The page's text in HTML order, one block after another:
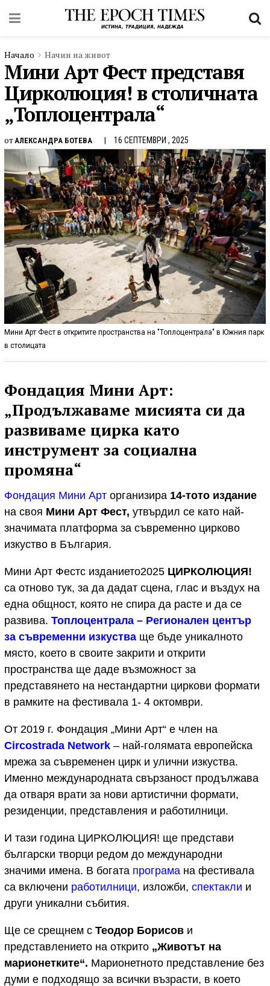
Начало Начин на живот
Мини Арт Фест представя
Цирколюция! в столичната
„Топлоцентрала“
от АЛЕКСАНДРА БОТЕВА 16 СЕПТЕМВРИ , 2025
Мини Арт Фест в откритите пространства на "Топлоцентрала" в Южния парк
в столицата
Фондация Мини Арт:
„Продължаваме мисията си да
развиваме цирка като
инструмент за социална
промяна“
Фондация Мини Арт организира 14-тото издание
на своя Мини Арт Фест, утвърдил се като най-
значимата платформа за съвременно цирково
изкуство в България.
Мини Арт Фестс изданието2025 ЦИРКОЛЮЦИЯ!
са отново тук, за да дадат сцена, глас и въздух на
една общност, която не спира да расте и да се
развива. Топлоцентрала – Регионален център
за съвременни изкуства ще бъде уникалното
място, което в своите закрити и открити
пространства ще даде възможност за
представянето на нестандартни циркови формати
в рамките на фестивала 1- 4 октомври.
От 2019 г. Фондация „Мини Арт“ е член на
Circostrada Network – най-голямата европейска
мрежа за съвременен цирк и улични изкуства.
Именно международната свързаност продължава
да отваря врати за нови артистични формати,
резиденции, представления и работилници.
И тази година ЦИРКОЛЮЦИЯ! ще представи
български творци редом до международни
значими имена. В богата програма на фестивала
са включени работилници, изложби, спектакли и
други уникални събития.
Ще се срещнем с Теодор Борисов и
представлението на открито „Животът на
марионетките“. Марионетното представление без
думи е подходящо за всички възрасти, в което